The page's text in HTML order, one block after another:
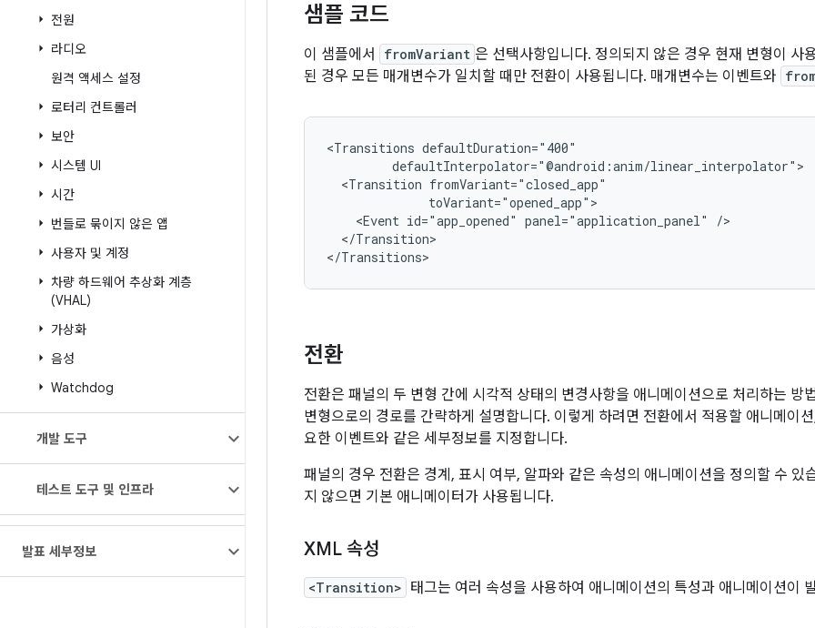
전원
라디오
원격 액세스 설정
로터리 컨트롤러
보안
시스템 UI
시간
번들로 묶이지 않은 앱
사용자 및 계정
차량 하드웨어 추상화 계층
(VHAL)
가상화
음성
Watchdog
개발 도구
테스트 도구 및 인프라
발표 세부정보
샘플 코드
이 샘플에서 fromVariant 은 선택사항입니다. 정의되지 않은 경우 현재 변형이 사
된 경우 모든 매개변수가 일치할 때만 전환이 사용됩니다. 매개변수는 이벤트와
<Transitions
<Transition
<Event id="app_opened" panel="application_panel"
</Transition>
전환
전환은 패널의 두 변형 간에 시각적 상태의 변경사항을 애니메이션으로 처리하는 방
변형으로의 경로를 간략하게 설명합니다. 이렇게 하려면 전환에서 적용할 애니메이
요한 이벤트와 같은 세부정보를 지정합니다.
패널의 경우 전환은 경계, 표시 여부, 알파와 같은 속성의 애니메이션을 정의할 수 있
지 않으면 기본 애니메이터가 사용됩니다.
XML 속성
<Transition> 태그는 여러 속성을 사용하여 애니메이션의 특성과 애니메이션이